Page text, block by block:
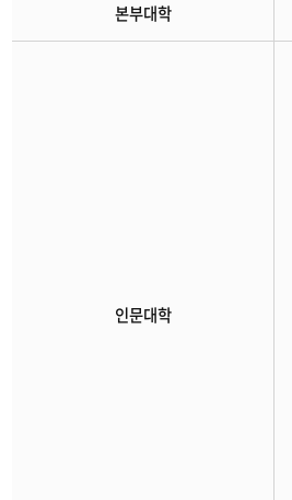
경쟁률
본부대학
인문대학